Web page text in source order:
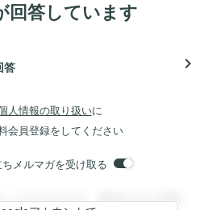
回答しています
答 navigate_next
人情報の取り扱いに
会員登録をしてください
メルマガを受け取る
とができます。登録すると回答